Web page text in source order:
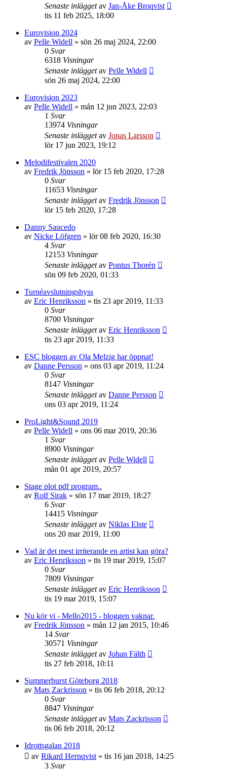
Senaste inläggetav Jan-Åke Broqvist
tis 11 feb 2025, 18:00
Eurovision 2024
av Pelle Widell » sön 26 maj 2024, 22:00
0 Svar
6318 Visningar
Senaste inläggetav Pelle Widell
sön 26 maj 2024, 22:00
Eurovision 2023
av Pelle Widell » mån 12 jun 2023, 22:03
1 Svar
13974 Visningar
Senaste inläggetav Jonas Larsson
lör 17 jun 2023, 19:12
Melodifestivalen 2020
av Fredrik Jönsson » lör 15 feb 2020, 17:28
0 Svar
11653 Visningar
Senaste inläggetav Fredrik Jönsson
lör 15 feb 2020, 17:28
Danny Saucedo
av Nicke Löfgren » lör 08 feb 2020, 16:30
4 Svar
12153 Visningar
Senaste inläggetav Pontus Thorén
sön 09 feb 2020, 01:33
Turnéavslutningshyss
av Eric Henriksson » tis 23 apr 2019, 11:33
0 Svar
8700 Visningar
Senaste inläggetav Eric Henriksson
tis 23 apr 2019, 11:33
ESC bloggen av Ola Melzig har öppnat!
av Danne Persson » ons 03 apr 2019, 11:24
0 Svar
8147 Visningar
Senaste inläggetav Danne Persson
ons 03 apr 2019, 11:24
ProLight&Sound 2019
av Pelle Widell » ons 06 mar 2019, 20:36
1 Svar
8900 Visningar
Senaste inläggetav Pelle Widell
mån 01 apr 2019, 20:57
Stage plot pdf program..
av Rolf Sirak » sön 17 mar 2019, 18:27
6 Svar
14415 Visningar
Senaste inläggetav Niklas Elste
ons 20 mar 2019, 11:00
Vad är det mest irriterande en artist kan göra?
av Eric Henriksson » tis 19 mar 2019, 15:07
0 Svar
7809 Visningar
Senaste inläggetav Eric Henriksson
tis 19 mar 2019, 15:07
Nu kör vi - Mello2015 - bloggen vaknar.
av Fredrik Jönsson » mån 12 jan 2015, 10:46
14 Svar
30571 Visningar
Senaste inläggetav Johan Fälth
tis 27 feb 2018, 10:11
Summerburst Göteborg 2018
av Mats Zackrisson » tis 06 feb 2018, 20:12
0 Svar
8847 Visningar
Senaste inläggetav Mats Zackrisson
tis 06 feb 2018, 20:12
Idrottsgalan 2018
av Rikard Hernqvist » tis 16 jan 2018, 14:25
3 Svar